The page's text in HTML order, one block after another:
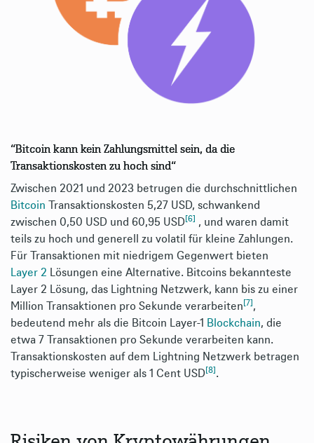
“Bitcoin kann kein Zahlungsmittel sein, da die
Transaktionskosten zu hoch sind“
Zwischen 2021 und 2023 betrugen die durchschnittlichen
Bitcoin Transaktionskosten 5,27 USD, schwankend
zwischen 0,50 USD und 60,95 USD[6] , und waren damit
teils zu hoch und generell zu volatil für kleine Zahlungen.
Für Transaktionen mit niedrigem Gegenwert bieten
Layer 2 Lösungen eine Alternative. Bitcoins bekannteste
Layer 2 Lösung, das Lightning Netzwerk, kann bis zu einer
Million Transaktionen pro Sekunde verarbeiten [7] ,
bedeutend mehr als die Bitcoin Layer-1 Blockchain, die
etwa 7 Transaktionen pro Sekunde verarbeiten kann.
Transaktionskosten auf dem Lightning Netzwerk betragen
typischerweise weniger als 1 Cent USD[8] .